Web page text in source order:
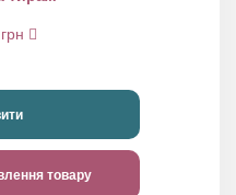
товару